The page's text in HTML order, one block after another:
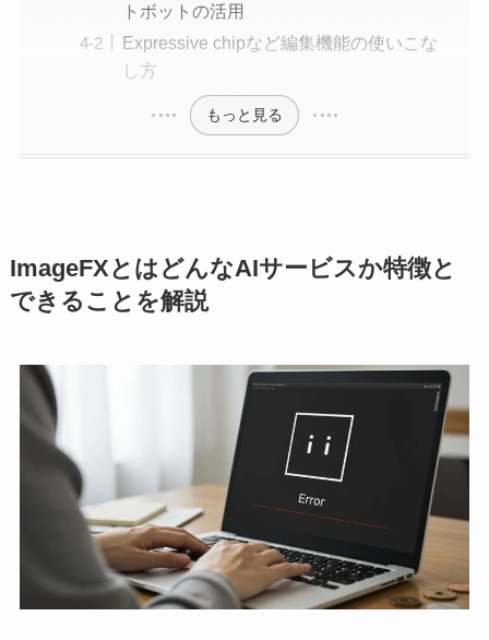
トボットの活用
Expressive chipなど編集機能の使いこな
し方
もっと見る
ImageFXとはどんなAIサービスか特徴と
できることを解説